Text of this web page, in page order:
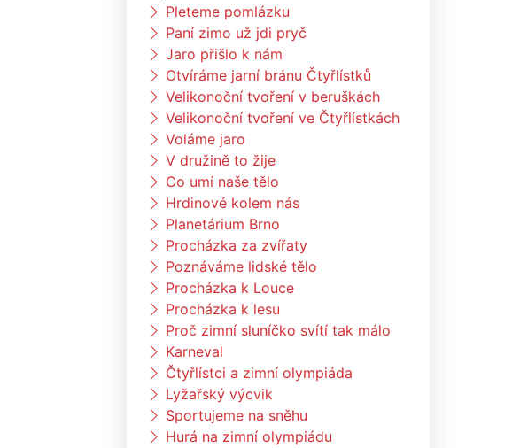
Pleteme pomlázku
Paní zimo už jdi pryč
Jaro přišlo k nám
Otvíráme jarní bránu Čtyřlístků
Velikonoční tvoření v beruškách
Velikonoční tvoření ve Čtyřlístkách
Voláme jaro
V družině to žije
Co umí naše tělo
Hrdinové kolem nás
Planetárium Brno
Procházka za zvířaty
Poznáváme lidské tělo
Procházka k Louce
Procházka k lesu
Proč zimní sluníčko svítí tak málo
Karneval
Čtyřlístci a zimní olympiáda
Lyžařský výcvik
Sportujeme na sněhu
Hurá na zimní olympiádu